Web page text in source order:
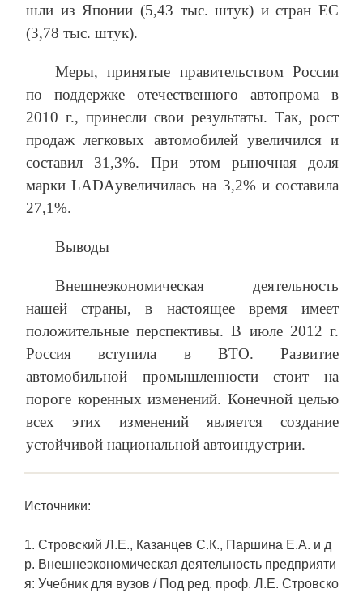
шли из Японии (5,43 тыс. штук) и стран ЕС
(3,78 тыс. штук).
Меры, принятые правительством России
по поддержке отечественного автопрома в
2010 г., принесли свои результаты. Так, рост
продаж легковых автомобилей увеличился и
составил 31,3%. При этом рыночная доля
марки LADAувеличилась на 3,2% и составила
27,1%.
Выводы
Внешнеэкономическая деятельность
нашей страны, в настоящее время имеет
положительные перспективы. В июле 2012 г.
Россия вступила в ВТО. Развитие
автомобильной промышленности стоит на
пороге коренных изменений. Конечной целью
всех этих изменений является создание
устойчивой национальной автоиндустрии.
Источники:
1. Стровский Л.Е., Казанцев С.К., Паршина Е.А. и д
р. Внешнеэкономическая деятельность предприяти
я: Учебник для вузов / Под ред. проф. Л.Е. Стровско